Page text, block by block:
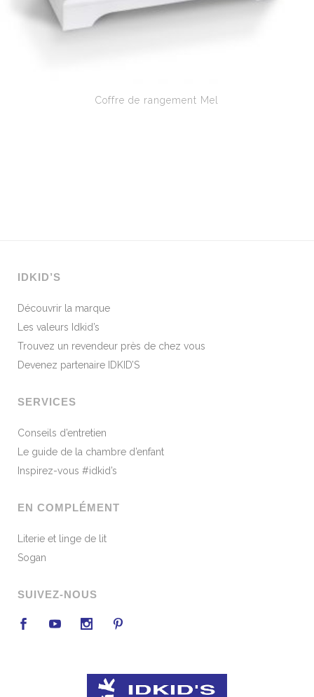
Coffre de rangement Mel
IDKID’S
Découvrir la marque
Les valeurs Idkid’s
Trouvez un revendeur près de chez vous
Devenez partenaire IDKID’S
SERVICES
Conseils d’entretien
Le guide de la chambre d’enfant
Inspirez-vous #idkid’s
EN COMPLÉMENT
Literie et linge de lit
Sogan
SUIVEZ-NOUS